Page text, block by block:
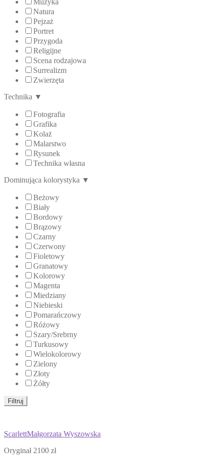
Muzyka
Natura
Pejzaż
Portret
Przygoda
Religijne
Scena rodzajowa
Surrealizm
Zwierzęta
Technika ▼
Fotografia
Grafika
Kolaż
Malarstwo
Rysunek
Technika własna
Dominująca kolorystyka ▼
Beżowy
Biały
Bordowy
Brązowy
Czarny
Czerwony
Fioletowy
Granatowy
Kolorowy
Magenta
Miedziany
Niebieski
Pomarańczowy
Różowy
Szary/Srebrny
Turkusowy
Wielokolorowy
Zielony
Złoty
Żółty
Filtruj
ScarlettMałgorzata Wyszowska
Oryginał 2100 zł